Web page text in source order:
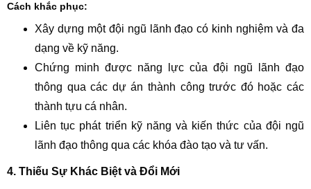
Cách khắc phục:
Xây dựng một đội ngũ lãnh đạo có kinh nghiệm và đa
dạng về kỹ năng.
Chứng minh được năng lực của đội ngũ lãnh đạo
thông qua các dự án thành công trước đó hoặc các
thành tựu cá nhân.
Liên tục phát triển kỹ năng và kiến thức của đội ngũ
lãnh đạo thông qua các khóa đào tạo và tư vấn.
4. Thiếu Sự Khác Biệt và Đổi Mới